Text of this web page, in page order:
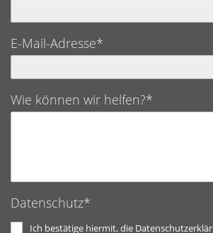
E-Mail-Adresse*
Wie können wir helfen?*
Datenschutz*
Ich bestätige hiermit, die